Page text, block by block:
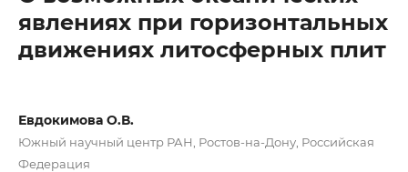
явлениях при горизонтальных
движениях литосферных плит
Евдокимова О.В.
Южный научный центр РАН, Ростов-на-Дону, Российская
Федерация